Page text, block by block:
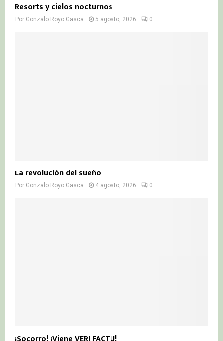
Resorts y cielos nocturnos
Por Gonzalo Royo Gasca 5 agosto, 2026 0
La revolución del sueño
Por Gonzalo Royo Gasca 4 agosto, 2026 0